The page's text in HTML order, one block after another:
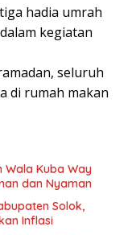
hadia umrah
kegiatan
seluruh
di rumah makan
Wala Kuba Way
dan Nyaman
Solok,
Inflasi